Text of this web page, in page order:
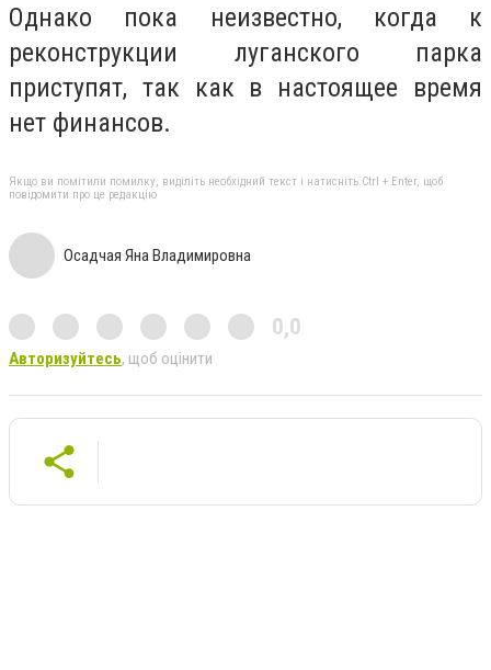
Однако пока неизвестно, когда к
реконструкции луганского парка
приступят, так как в настоящее время
нет финансов.
Якщо ви помітили помилку, виділіть необхідний текст і натисніть Ctrl + Enter, щоб
повідомити про це редакцію
Осадчая Яна Владимировна
0,0
Авторизуйтесь, щоб оцінити